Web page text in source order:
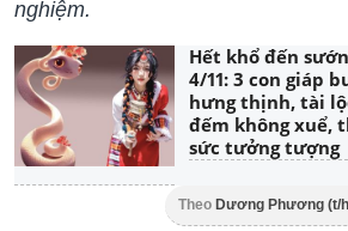
nghiệm.
Hết khổ đến
4/11: 3 con giáp
hưng thịnh, tài
đếm không xuể,
sức tưởng tượng
Theo Dương Phương (t/